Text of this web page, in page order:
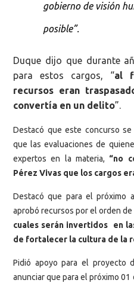
gobierno de visión
posible”.
Duque dijo que durante
para estos cargos, “al
recursos eran
convertía en un delito”.
Destacó que este concurso
que las evaluaciones de
expertos en la materia, “no
Pérez Vivas que los cargos
Destacó que para el próximo
aprobó recursos por el orden de
cuales serán invertidos en
de fortalecer la cultura de la
Pidió apoyo para el proyecto
anunciar que para el próximo